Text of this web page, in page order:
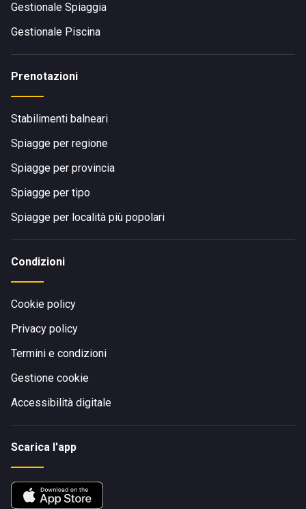
Gestionale Spiaggia
Gestionale Piscina
Prenotazioni
Stabilimenti balneari
Spiagge per regione
Spiagge per provincia
Spiagge per tipo
Spiagge per località più popolari
Condizioni
Cookie policy
Privacy policy
Termini e condizioni
Gestione cookie
Accessibilità digitale
Scarica l'app